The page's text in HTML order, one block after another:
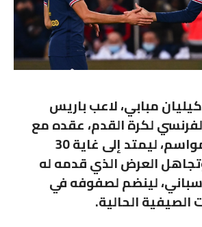
مبابي، لاعب باريس
لكرة القدم، عقده مع
فريقه لثلاث مواسم، ليمتد إلى غاية 30
2025، وتجاهل العرض الذي قدمه له
لينضم لصفوفه في
الصيفية الحالية.